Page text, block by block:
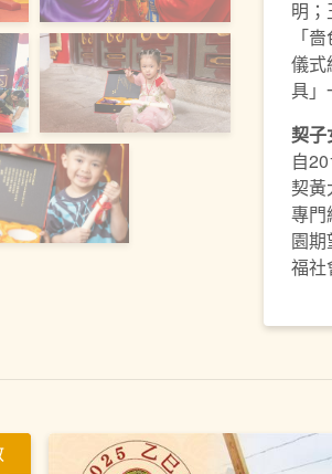
明
「
儀
具」
契子
自
契
專門
園
福社